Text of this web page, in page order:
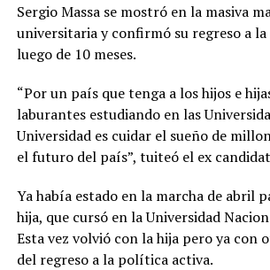
Sergio Massa se mostró en la masiva
universitaria y confirmó su regreso a
luego de 10 meses.
“Por un país que tenga a los hijos e
laburantes estudiando en las
Universidad es cuidar el sueño de
el futuro del país”, tuiteó el ex
Ya había estado en la marcha de abril
hija, que cursó en la Universidad
Esta vez volvió con la hija pero ya con
del regreso a la política activa.